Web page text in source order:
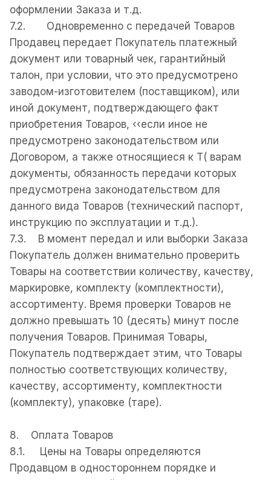
оформлении Заказа и т.д.
7.2. Одновременно с передачей Товаров
Продавец передает Покупатель платежный
документ или товарный чек, гарантийный
талон, при условии, что это предусмотрено
заводом-изготовителем (поставщиком), или
иной документ, подтверждающего факт
приобретения Товаров, ‹‹если иное не
предусмотрено законодательством или
Договором, а также относящиеся к Т( варам
документы, обязанность передачи которых
предусмотрена законодательством для
данного вида Товаров (технический паспорт,
инструкцию по эксплуатации и т.д.).
7.3. В момент передал и или выборки Заказа
Покупатель должен внимательно проверить
Товары на соответствии количеству, качеству,
маркировке, комплекту (комплектности),
ассортименту. Время проверки Товаров не
должно превышать 10 (десять) минут после
получения Товаров. Принимая Товары,
Покупатель подтверждает этим, что Товары
полностью соответствующих количеству,
качеству, ассортименту, комплектности
(комплекту), упаковке (таре).
8. Оплата Товаров
8.1. Цены на Товары определяются
Продавцом в одностороннем порядке и